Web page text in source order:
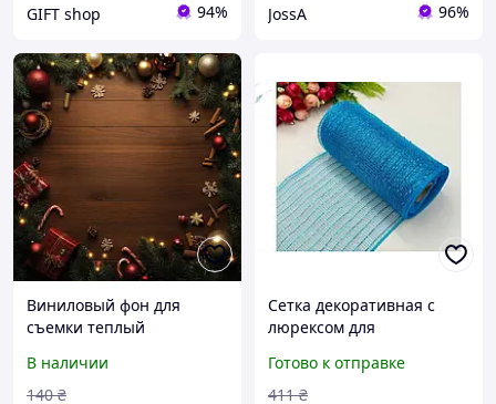
GIFT shop 94% JossA 96%
Виниловый фон для
съемки теплый
гирляндой, игрушками и
подарками, 40x40 см,
В наличии
140 ₴
Сетка декоративная с
люрексом для
гирлянд упаковки
подарков праздничный
Готово к отправке
411 ₴